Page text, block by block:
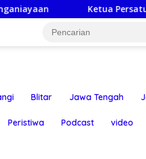
Ketua Persatuan Insan
Blitar Jawa Tengah
Peristiwa Podcast video